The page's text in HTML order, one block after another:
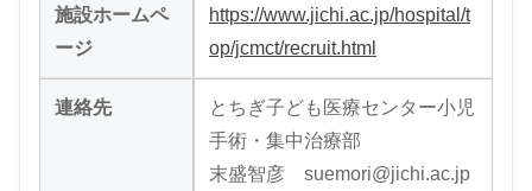
施設ホームペ
ージ
https://www.jichi.ac.jp/hospital/t
op/jcmct/recruit.html
連絡先
とちぎ子ども医療センター小児
手術・集中治療部
末盛智彦 suemori@jichi.ac.jp